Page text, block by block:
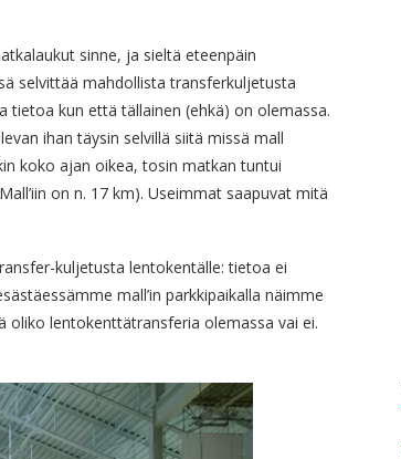
sinne, ja sieltä eteenpäin
selvittää mahdollista transferkuljetusta
tietoa kun että tällainen (ehkä) on olemassa.
ihan täysin selvillä siitä missä mall
koko ajan oikea, tosin matkan tuntui
on n. 17 km). Useimmat saapuvat mitä
kuljetusta lentokentälle: tietoa ei
mall’in parkkipaikalla näimme
lentokenttätransferia olemassa vai ei.